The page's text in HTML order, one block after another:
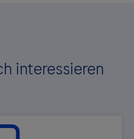
interessieren